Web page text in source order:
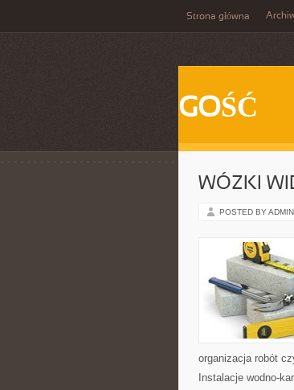
Strona główna
GOŚĆ
WÓZKI
POSTED BY ADMIN
organizacja robót
Instalacje wodno-